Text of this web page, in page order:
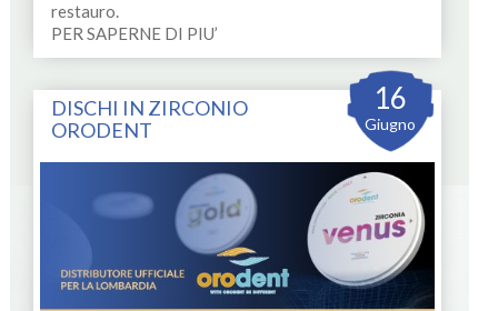
restauro.
PER SAPERNE DI PIU’
16
Giugno
DISCHI IN ZIRCONIO
ORODENT